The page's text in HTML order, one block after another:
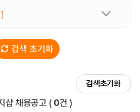
검색 초기화
검색초기화
샵 채용공고 전체 목록
( 0건 )